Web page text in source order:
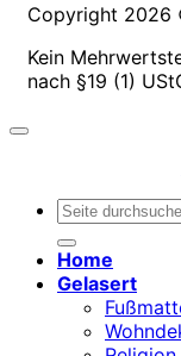
Copyright 2026
Kein
nach §19 (1)
Suchen
Home
Gelasert